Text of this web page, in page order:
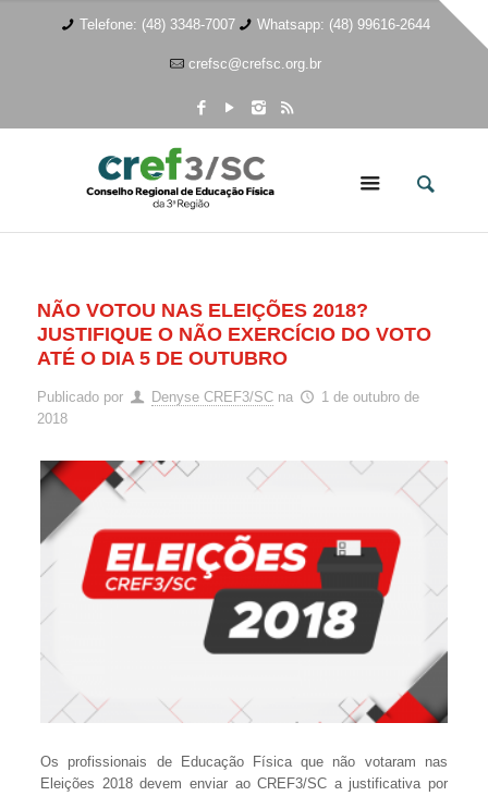
Telefone: (48) 3348-7007 Whatsapp: (48) 99616-2644
crefsc@crefsc.org.br
NÃO VOTOU NAS ELEIÇÕES 2018?
JUSTIFIQUE O NÃO EXERCÍCIO DO VOTO
ATÉ O DIA 5 DE OUTUBRO
Publicado por Denyse CREF3/SC na
1 de outubro de
2018
Os profissionais de Educação Física que não votaram nas
Eleições 2018 devem enviar ao CREF3/SC a justificativa por